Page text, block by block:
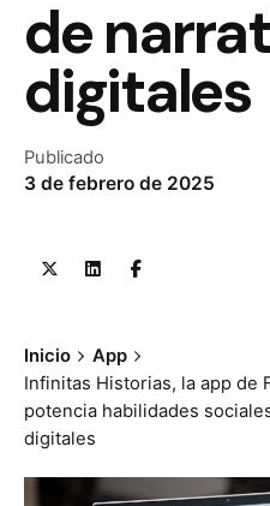
de
digitales
Publicado
3 de febrero de 2025
Inicio
App
Infinitas Historias, la app de
potencia habilidades
digitales